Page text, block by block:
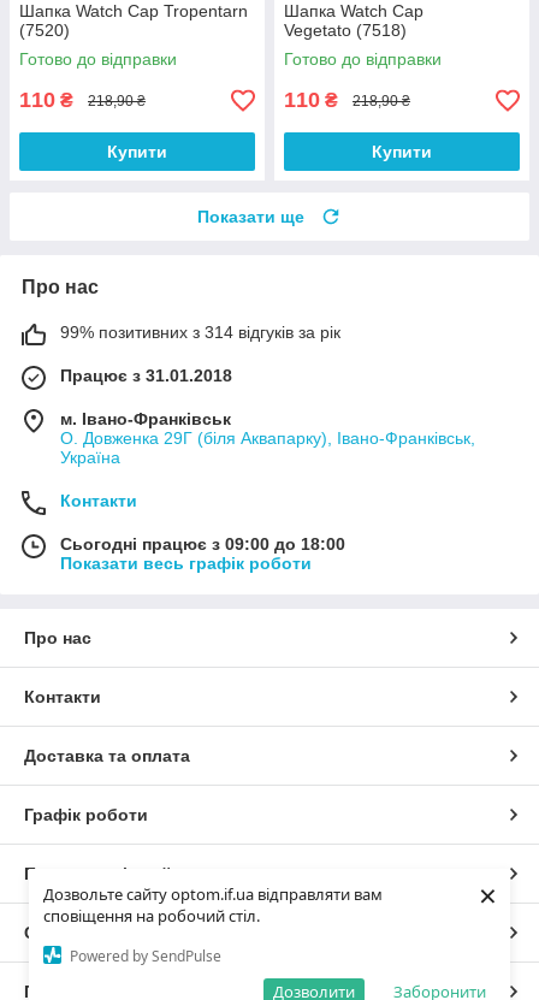
Дозвольте сайту optom.if.ua відправляти вам
сповіщення на робочий стіл.
Powered by SendPulse
Заборонити
Дозволити
×
Шапка Watch Cap Tropentarn
(7520)
Готово до відправки
110 ₴ 218,90 ₴
Купити
Шапка Watch Cap
Vegetato (7518)
Готово до відправки
110 ₴ 218,90 ₴
Купити
Показати ще
Про нас
99% позитивних з 314 відгуків за рік
Працює з 31.01.2018
м. Івано-Франківськ
О. Довженка 29Г (біля Аквапарку), Івано-Франківськ,
Україна
Контакти
Сьогодні працює з 09:00 до 18:00
Показати весь графік роботи
Про нас
Контакти
Доставка та оплата
Графік роботи
Повна версія сайту
Сайт створено на маркетплейсі
Політика конфіденційності